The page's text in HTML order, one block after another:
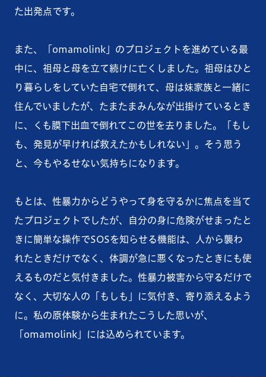
た出発点です。
また、「omamolink」のプロジェクトを進めている最
中に、祖母と母を立て続けに亡くしました。祖母はひと
り暮らしをしていた自宅で倒れて、母は妹家族と一緒に
住んでいましたが、たまたまみんなが出掛けているとき
に、くも膜下出血で倒れてこの世を去りました。「もし
も、発見が早ければ救えたかもしれない」。そう思う
と、今もやるせない気持ちになります。
もとは、性暴力からどうやって身を守るかに焦点を当て
たプロジェクトでしたが、自分の身に危険がせまったと
きに簡単な操作でSOSを知らせる機能は、人から襲わ
れたときだけでなく、体調が急に悪くなったときにも使
えるものだと気付きました。性暴力被害から守るだけで
なく、大切な人の「もしも」に気付き、寄り添えるよう
に。私の原体験から生まれたこうした思いが、
「omamolink」には込められています。